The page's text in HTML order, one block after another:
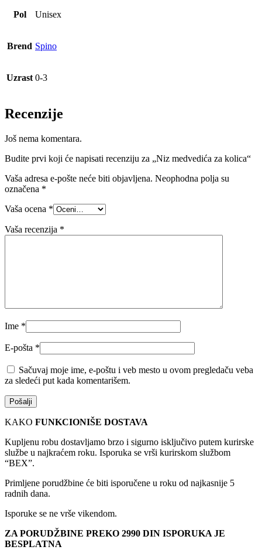
Pol Unisex
Brend Spino
Uzrast 0-3
Recenzije
Još nema komentara.
Budite prvi koji će napisati recenziju za „Niz medvedića za kolica“
Vaša adresa e-pošte neće biti objavljena. Neophodna polja su
označena *
Vaša ocena *
Vaša recenzija *
Ime *
E-pošta *
Sačuvaj moje ime, e-poštu i veb mesto u ovom pregledaču veba
za sledeći put kada komentarišem.
KAKO FUNKCIONIŠE DOSTAVA
Kupljenu robu dostavljamo brzo i sigurno isključivo putem kurirske
službe u najkraćem roku. Isporuka se vrši kurirskom službom
“BEX”.
Primljene porudžbine će biti isporučene u roku od najkasnije 5
radnih dana.
Isporuke se ne vrše vikendom.
ZA PORUDŽBINE PREKO 2990 DIN ISPORUKA JE
BESPLATNA